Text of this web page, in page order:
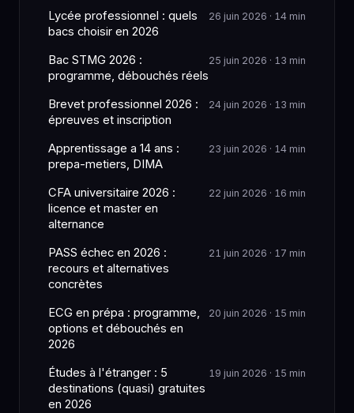
Lycée professionnel : quels
bacs choisir en 2026
26 juin 2026 · 14 min
Bac STMG 2026 :
programme, débouchés réels
25 juin 2026 · 13 min
Brevet professionnel 2026 :
épreuves et inscription
24 juin 2026 · 13 min
Apprentissage a 14 ans :
prepa-metiers, DIMA
23 juin 2026 · 14 min
CFA universitaire 2026 :
licence et master en
alternance
22 juin 2026 · 16 min
PASS échec en 2026 :
recours et alternatives
concrètes
21 juin 2026 · 17 min
ECG en prépa : programme,
options et débouchés en
2026
20 juin 2026 · 15 min
Études à l'étranger : 5
destinations (quasi) gratuites
en 2026
19 juin 2026 · 15 min